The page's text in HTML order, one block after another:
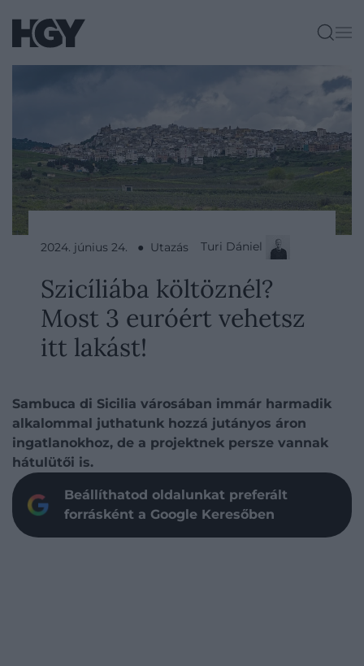
2024. június 24. ● Utazás Turi Dániel
Szicíliába költöznél?
Most 3 euróért vehetsz
itt lakást!
Sambuca di Sicilia városában immár harmadik
alkalommal juthatunk hozzá jutányos áron
ingatlanokhoz, de a projektnek persze vannak
hátulütői is.
Beállíthatod oldalunkat preferált
forrásként a Google Keresőben